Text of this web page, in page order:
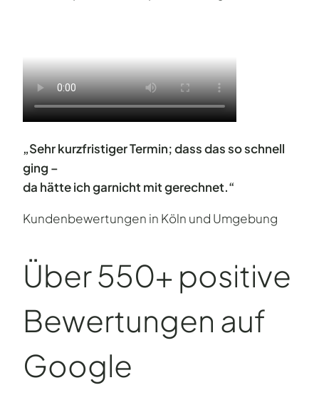
„Sehr kurzfristiger Termin; dass das so schnell
ging –
da hätte ich garnicht mit gerechnet.“
Kundenbewertungen in Köln und Umgebung
Über 550+ positive
Bewertungen auf
Google